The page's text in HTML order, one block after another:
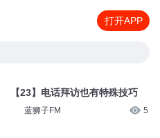
打开APP
【23】电话拜访也有特殊技巧
蓝狮子FM 5